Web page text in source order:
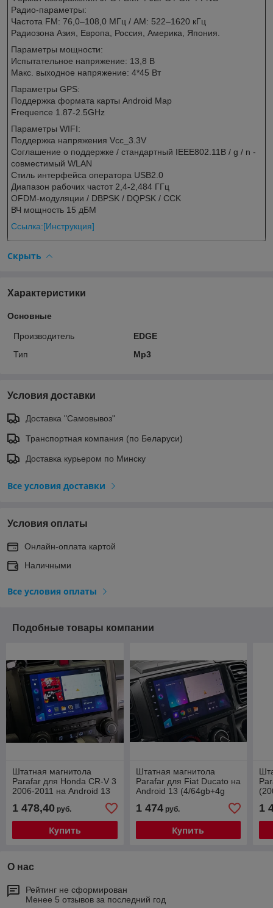
Радио-параметры:
Частота FM: 76,0–108,0 МГц / AM: 522–1620 кГц
Радиозона Азия, Европа, Россия, Америка, Япония.
Параметры мощности:
Испытательное напряжение: 13,8 В
Макс. выходное напряжение: 4*45 Вт
Параметры GPS:
Поддержка формата карты Android Map
Frequence 1.87-2.5GHz
Параметры WIFI:
Поддержка напряжения Vcc_3.3V
Соглашение о поддержке / стандартный IEEE802.11B / g / n -
совместимый WLAN
Стиль интерфейса оператора USB2.0
Диапазон рабочих частот 2,4-2,484 ГГц
OFDM-модуляции / DBPSK / DQPSK / CCK
ВЧ мощность 15 дБМ
Ссылка:[Инструкция]
Скрыть
Характеристики
Основные
Производитель
EDGE
Тип
Mp3
Условия доставки
Доставка "Самовывоз"
Транспортная компания (по Беларуси)
Доставка курьером по Минску
Все условия доставки
Условия оплаты
Онлайн-оплата картой
Наличными
Все условия оплаты
Подобные товары компании
Штатная магнитола
Parafar для Honda CR-V 3
2006-2011 на Android 13
1 478,40 руб.
Купить
Штатная магнитола
Parafar для Fiat Ducato на
Android 13 (4/64gb+4g
1 474руб.
Купить
1
О нас
Рейтинг не сформирован
Менее 5 отзывов за последний год